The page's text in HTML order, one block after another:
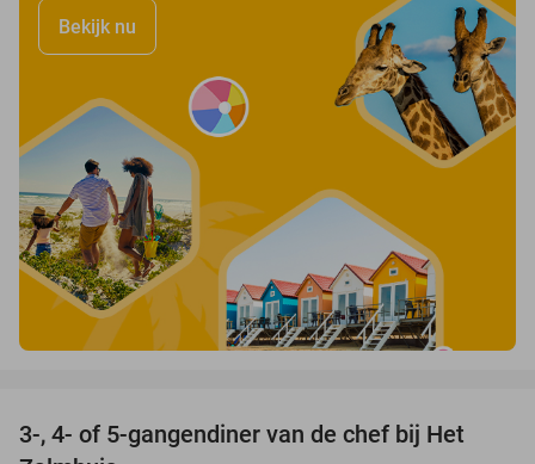
Bekijk nu
34%
3-, 4- of 5-gangendiner van de chef bij Het